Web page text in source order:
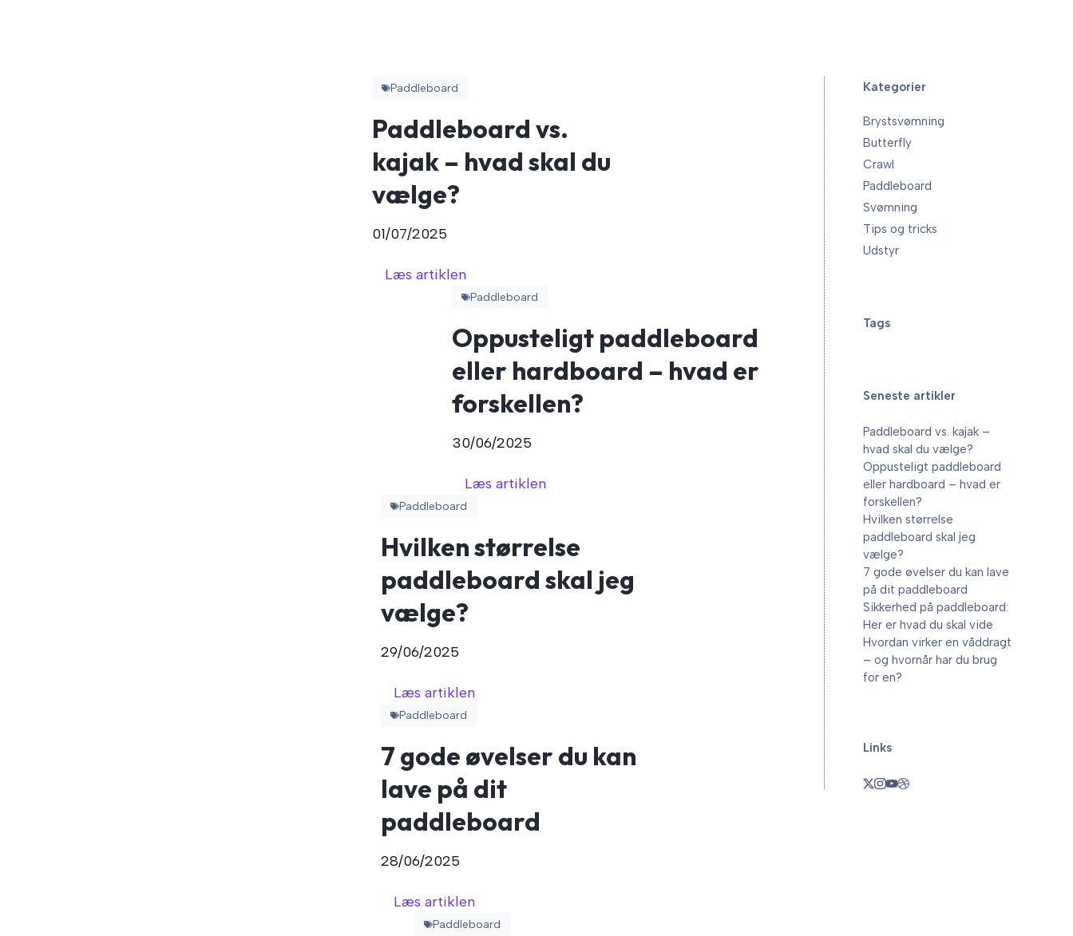
Paddleboard
Paddleboard vs.
kajak – hvad skal du
vælge?
01/07/2025
Læs artiklen
Paddleboard
Oppusteligt paddleboard
eller hardboard – hvad er
forskellen?
30/06/2025
Læs artiklen
Paddleboard
Hvilken størrelse
paddleboard skal jeg
vælge?
29/06/2025
Læs artiklen
Paddleboard
7 gode øvelser du kan
lave på dit
paddleboard
28/06/2025
Læs artiklen
Paddleboard
Kategorier
Brystsvømning
Butterfly
Crawl
Paddleboard
Svømning
Tips og tricks
Udstyr
Tags
Seneste artikler
Paddleboard vs. kajak –
hvad skal du vælge?
Oppusteligt paddleboard
eller hardboard – hvad er
forskellen?
Hvilken størrelse
paddleboard skal jeg
vælge?
7 gode øvelser du kan lave
på dit paddleboard
Sikkerhed på paddleboard:
Her er hvad du skal vide
Hvordan virker en våddragt
– og hvornår har du brug
for en?
Links